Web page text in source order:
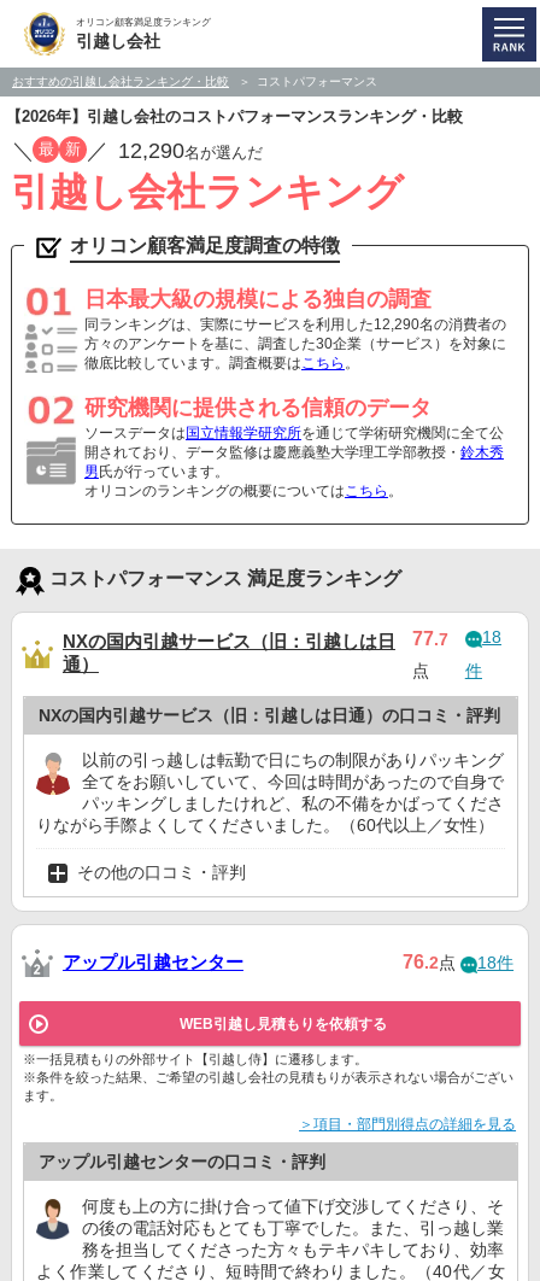
オリコン顧客満足度ランキング
引越し会社
おすすめの引越し会社ランキング・比較 コストパフォーマンス
【2026年】引越し会社のコストパフォーマンスランキング・比較
／ 最 新 ／ 12,290名が選んだ
引越し会社ランキング
オリコン顧客満足度調査の特徴
日本最大級の規模による独自の調査
同ランキングは、実際にサービスを利用した12,290名の消費者の
方々のアンケートを基に、調査した30企業（サービス）を対象に
徹底比較しています。調査概要はこちら 。
研究機関に提供される信頼のデータ
ソースデータは 国立情報学研究所を通じて学術研究機関に全て公
開されており、データ監修は慶應義塾大学理工学部教授・ 鈴木秀
男 氏が行っています。
オリコンのランキングの概要についてはこちら 。
コストパフォーマンス 満足度ランキング
NXの国内引越サービス（旧：引越しは日
通）
77.7
点
18
件
NXの国内引越サービス（旧：引越しは日通）の口コミ・評判
以前の引っ越しは転勤で日にちの制限がありパッキング
全てをお願いしていて、今回は時間があったので自身で
パッキングしましたけれど、私の不備をかばってくださ
りながら手際よくしてくださいました。（60代以上／女性）
その他の口コミ・評判
アップル引越センター 76.2点 18件
WEB引越し見積もりを依頼する
※一括見積もりの外部サイト【引越し侍】に遷移します。
※条件を絞った結果、ご希望の引越し会社の見積もりが表示されない場合がござい
ます。
＞項目・部門別得点の詳細を見る
アップル引越センターの口コミ・評判
何度も上の方に掛け合って値下げ交渉してくださり、そ
の後の電話対応もとても丁寧でした。また、引っ越し業
務を担当してくださった方々もテキパキしており、効率
よく作業してくださり、短時間で終わりました。（40代／女